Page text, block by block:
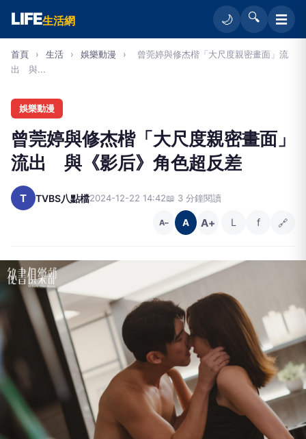
LIFE生活網 🌙 🔍 ☰
首頁 › 生活 › 娛樂動漫 ›
曾莞婷與修杰楷「大尺度親密畫面」流
出 與...
娛樂動漫
曾莞婷與修杰楷「大尺度親密畫面」
流出 與《影后》角色超反差
T TVBS八點檔2024-12-22 14:42📖 3 分鐘閱讀
A− A A+ L f 🔗